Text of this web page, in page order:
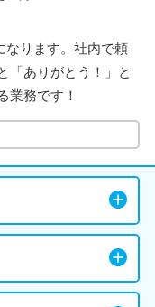
なります。社内で頼
「ありがとう！」と
業務です！